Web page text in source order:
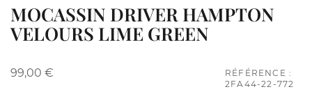
MOCASSIN DRIVER HAMPTON
VELOURS LIME GREEN
99,00 €
RÉFÉRENCE :
2FA44-22-772